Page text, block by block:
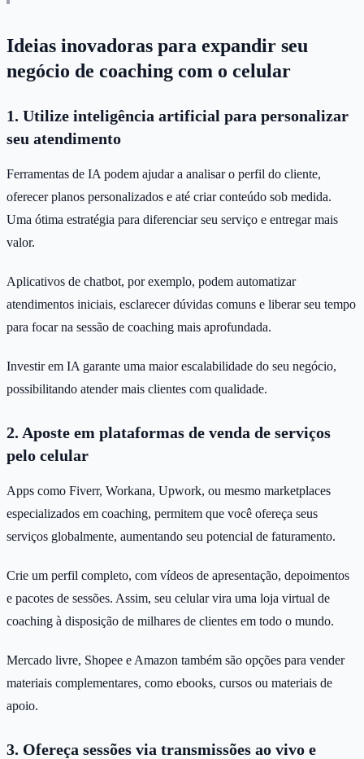
Ideias inovadoras para expandir seu
negócio de coaching com o celular
1. Utilize inteligência artificial para personalizar
seu atendimento
Ferramentas de IA podem ajudar a analisar o perfil do cliente,
oferecer planos personalizados e até criar conteúdo sob medida.
Uma ótima estratégia para diferenciar seu serviço e entregar mais
valor.
Aplicativos de chatbot, por exemplo, podem automatizar
atendimentos iniciais, esclarecer dúvidas comuns e liberar seu tempo
para focar na sessão de coaching mais aprofundada.
Investir em IA garante uma maior escalabilidade do seu negócio,
possibilitando atender mais clientes com qualidade.
2. Aposte em plataformas de venda de serviços
pelo celular
Apps como Fiverr, Workana, Upwork, ou mesmo marketplaces
especializados em coaching, permitem que você ofereça seus
serviços globalmente, aumentando seu potencial de faturamento.
Crie um perfil completo, com vídeos de apresentação, depoimentos
e pacotes de sessões. Assim, seu celular vira uma loja virtual de
coaching à disposição de milhares de clientes em todo o mundo.
Mercado livre, Shopee e Amazon também são opções para vender
materiais complementares, como ebooks, cursos ou materiais de
apoio.
3. Ofereça sessões via transmissões ao vivo e